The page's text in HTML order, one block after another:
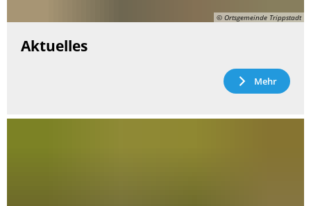
© Ortsgemeinde Trippstadt
Aktuelles
Mehr